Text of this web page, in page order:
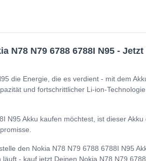
N78 N79 6788 6788I N95 -
die Energie, die es verdient - mit dem
und fortschrittlicher Li-ion-
N95 Akku kaufen möchtest, ist dieser
den Nokia N78 N79 6788 6788I N95
- kauf jetzt Deinen Nokia N78 N79